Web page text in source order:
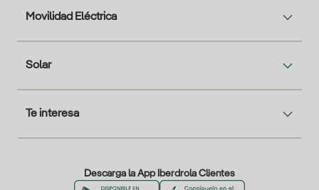
Movilidad Eléctrica
Solar
Te interesa
Descarga la App Iberdrola Clientes